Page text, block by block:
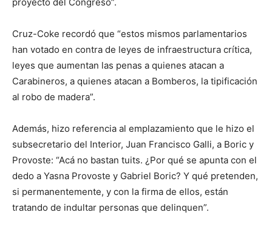
Cruz-Coke recordó que “estos mismos parlamentarios
han votado en contra de leyes de infraestructura crítica,
leyes que aumentan las penas a quienes atacan a
Carabineros, a quienes atacan a Bomberos, la tipificación
al robo de madera”.
Además, hizo referencia al emplazamiento que le hizo el
subsecretario del Interior, Juan Francisco Galli, a Boric y
Provoste: “Acá no bastan tuits. ¿Por qué se apunta con el
dedo a Yasna Provoste y Gabriel Boric? Y qué pretenden,
si permanentemente, y con la firma de ellos, están
tratando de indultar personas que delinquen”.